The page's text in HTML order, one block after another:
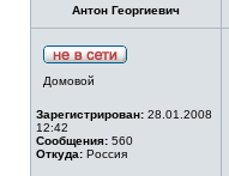
Антон Георгиевич
Домовой
Зарегистрирован: 28.01.2008
12:42
Сообщения: 560
Откуда: Россия